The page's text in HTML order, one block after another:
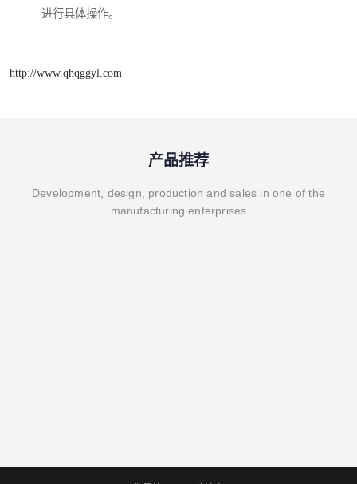
进行具体操作。
http://www.qhqggyl.com
产品推荐
Development, design, production and sales in one of the
manufacturing enterprises